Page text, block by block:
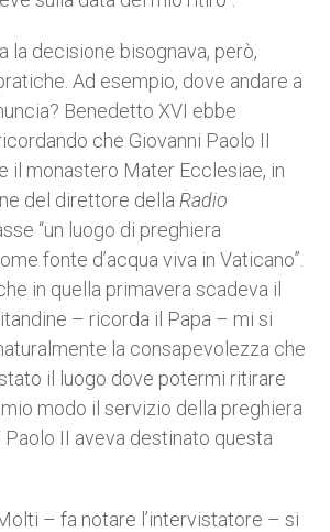
la decisione bisognava, però,
Ad esempio, dove andare a
Benedetto XVI ebbe
che Giovanni Paolo II
il monastero Mater Ecclesiae, in
del direttore della Radio
“un luogo di preghiera
fonte d’acqua viva in Vaticano”.
in quella primavera scadeva il
– ricorda il Papa – mi si
la consapevolezza che
il luogo dove potermi ritirare
modo il servizio della preghiera
Paolo II aveva destinato questa
– fa notare l’intervistatore – si